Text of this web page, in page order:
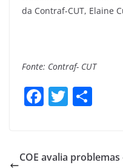
da Contraf-CUT, Elaine
Fonte: Contraf- CUT
F
a
e
T
w
er e
COE avalia